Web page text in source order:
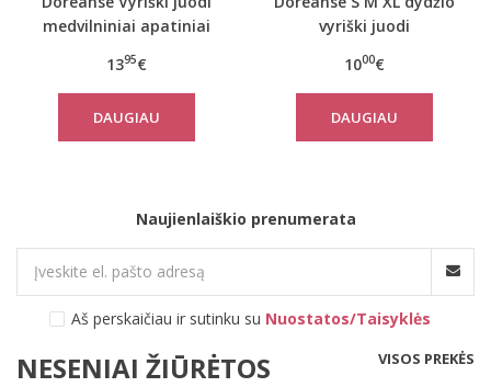
medvilniniai apatiniai
1395€
DAUGIAU
vyriški juodi
marškinėliai ilgomis
rankovėmis 8501
1000€
DAUGIAU
Naujienlaiškio prenumerata
Aš perskaičiau ir sutinku su Nuostatos/Taisyklės
NESENIAI ŽIŪRĖTOS VISOS PREKĖS